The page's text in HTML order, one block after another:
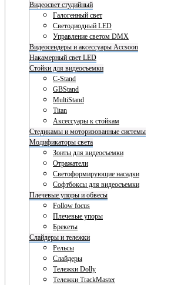
Видеосвет студийный
Галогенный свет
Светодиодный LED
Управление светом DMX
Видеосендеры и аксессуары Accsoon
Накамерный свет LED
Стойки для видеосъемки
C-Stand
GBStand
MultiStand
Titan
Аксессуары к стойкам
Стедикамы и моторизованные системы
Модификаторы света
Зонты для видеосъемки
Отражатели
Светоформирующие насадки
Софтбоксы для видеосъемки
Плечевые упоры и обвесы
Follow focus
Плечевые упоры
Брекеты
Слайдеры и тележки
Рельсы
Слайдеры
Тележки Dolly
Тележки TrackMaster